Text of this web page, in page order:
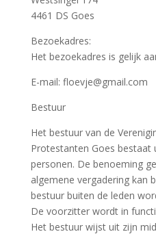
4461 DS Goes
Bezoekadres:
Het bezoekadres is gelijk
E-mail: floevje@gmail.com
Bestuur
Het bestuur van de
Protestanten Goes bestaat
personen. De benoeming
algemene vergadering kan
bestuur buiten de leden
De voorzitter wordt in
Het bestuur wijst uit zijn